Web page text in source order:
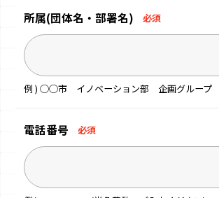
所属(団体名・部署名) 必須
例 ) ◯◯市 イノベーション部 企画グループ
電話番号 必須